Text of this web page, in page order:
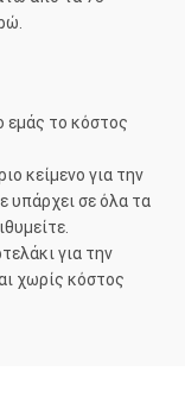
εμάς το κόστος
κείμενο για την
υπάρχει σε όλα τα
για την
χωρίς κόστος